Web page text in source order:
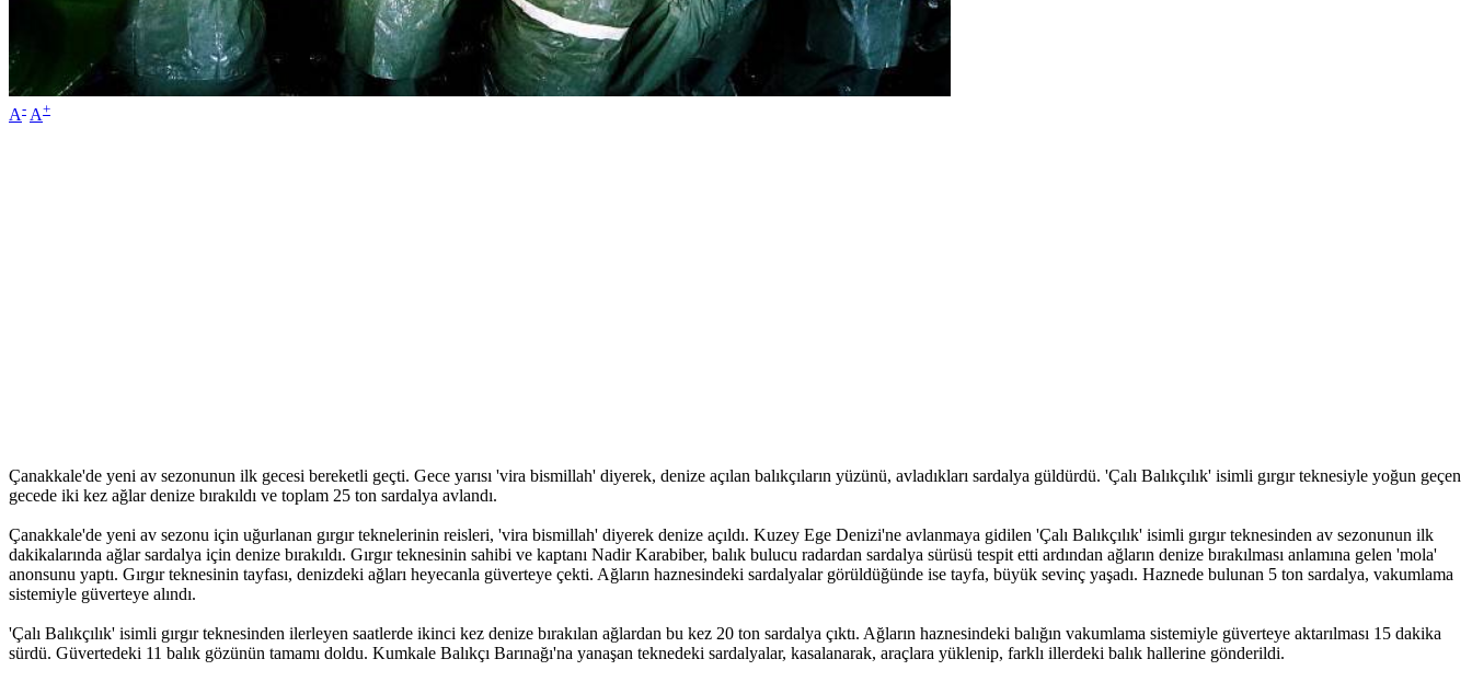
A- A+
Çanakkale'de yeni av sezonunun ilk gecesi bereketli geçti. Gece yarısı 'vira bismillah' diyerek, denize açılan balıkçıların yüzünü, avladıkları sardalya güldürdü. 'Çalı Balıkçılık' isimli gırgır teknesiyle yoğun geçen
gecede iki kez ağlar denize bırakıldı ve toplam 25 ton sardalya avlandı.
Çanakkale'de yeni av sezonu için uğurlanan gırgır teknelerinin reisleri, 'vira bismillah' diyerek denize açıldı. Kuzey Ege Denizi'ne avlanmaya gidilen 'Çalı Balıkçılık' isimli gırgır teknesinden av sezonunun ilk
dakikalarında ağlar sardalya için denize bırakıldı. Gırgır teknesinin sahibi ve kaptanı Nadir Karabiber, balık bulucu radardan sardalya sürüsü tespit etti ardından ağların denize bırakılması anlamına gelen 'mola'
anonsunu yaptı. Gırgır teknesinin tayfası, denizdeki ağları heyecanla güverteye çekti. Ağların haznesindeki sardalyalar görüldüğünde ise tayfa, büyük sevinç yaşadı. Haznede bulunan 5 ton sardalya, vakumlama
sistemiyle güverteye alındı.
'Çalı Balıkçılık' isimli gırgır teknesinden ilerleyen saatlerde ikinci kez denize bırakılan ağlardan bu kez 20 ton sardalya çıktı. Ağların haznesindeki balığın vakumlama sistemiyle güverteye aktarılması 15 dakika
sürdü. Güvertedeki 11 balık gözünün tamamı doldu. Kumkale Balıkçı Barınağı'na yanaşan teknedeki sardalyalar, kasalanarak, araçlara yüklenip, farklı illerdeki balık hallerine gönderildi.